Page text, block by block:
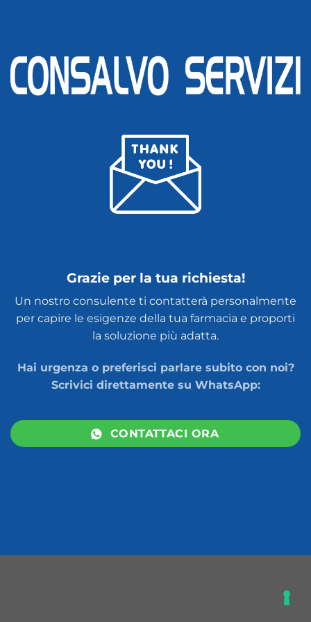
Grazie per la tua richiesta!
Un nostro consulente ti contatterà personalmente
per capire le esigenze della tua farmacia e proporti
la soluzione più adatta.
Hai urgenza o preferisci parlare subito con noi?
Scrivici direttamente su WhatsApp:
CONTATTACI ORA